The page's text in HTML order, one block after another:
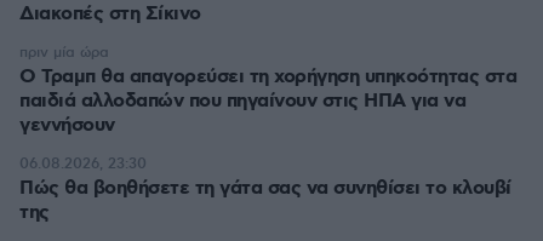
Διακοπές στη Σίκινο
Ο Τραμπ θα απαγορεύσει τη χορήγηση υπηκοότητας στα
παιδιά αλλοδαπών που πηγαίνουν στις ΗΠΑ για να
γεννήσουν
πριν μία ώρα
Πώς θα βοηθήσετε τη γάτα σας να συνηθίσει το κλουβί
της
06.08.2026, 23:30